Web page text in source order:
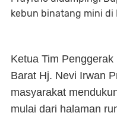
kebun binatang mini di
Ketua Tim
Barat Hj. Nevi Irwan
masyarakat
mulai dari halaman